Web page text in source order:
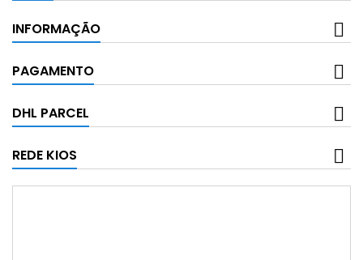
INFORMAÇÃO
PAGAMENTO
DHL PARCEL
REDE KIOS